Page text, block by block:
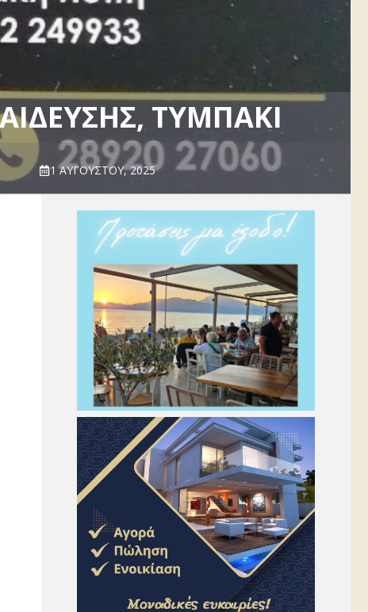
ΤΥΜΠΆΚΙ
1 ΑΥΓΟΎΣΤΟΥ, 2025